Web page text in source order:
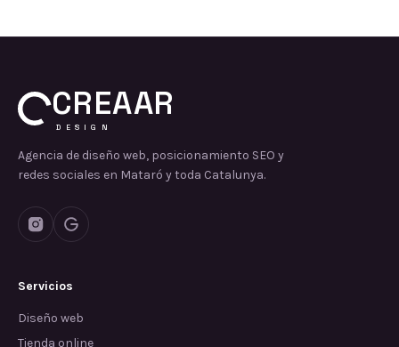
CREAAR
DESIGN
Agencia de diseño web, posicionamiento SEO y
redes sociales en Mataró y toda Catalunya.
Servicios
Diseño web
Tienda online